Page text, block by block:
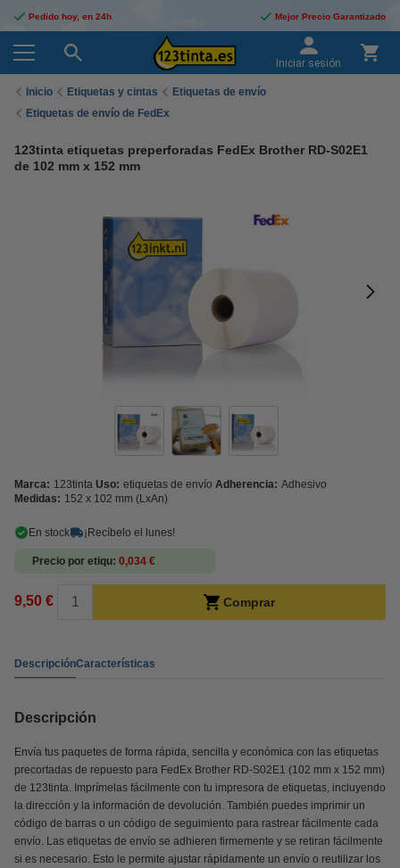
Pedido hoy, en 24h Mejor Precio Garantizado
Iniciar sesión
Inicio Etiquetas y cintas
Etiquetas de envío
Etiquetas de envío de FedEx
123tinta etiquetas preperforadas FedEx Brother RD-S02E1
de 102 mm x 152 mm
Marca: 123tinta Uso: etiquetas de envío Adherencia: Adhesivo
Medidas: 152 x 102 mm (LxAn)
En stock ¡Recíbelo el lunes!
Precio por etiqu 0,034 €
9,50 € Comprar
DescripciónCaracterísticas
Descripción
Envía tus paquetes de forma rápida, sencilla y económica con las etiquetas
precortadas de repuesto para FedEx Brother RD-S02E1 (102 mm x 152 mm)
de 123tinta. Imprímelas fácilmente con tu impresora de etiquetas, incluyendo
la dirección y la información de devolución. También puedes imprimir un
código de barras o un código de seguimiento para rastrear fácilmente cada
envío. Las etiquetas de envío se adhieren firmemente y se retiran fácilmente
si es necesario. Esto le permite ajustar rápidamente un envío o reutilizar los